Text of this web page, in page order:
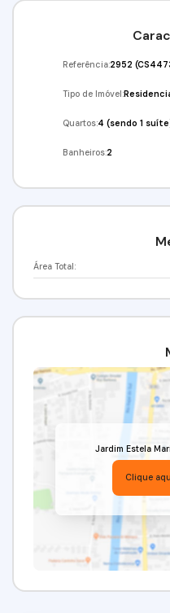
Referência:2952
Tipo de Imóvel:
Quartos:4 (sendo 1
Banheiros:2
Área Total:
Jardim Estela Mari
Clique